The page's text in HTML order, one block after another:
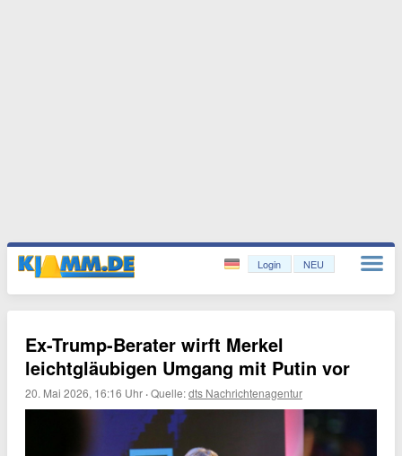
Login NEU
Ex-Trump-Berater wirft Merkel
leichtgläubigen Umgang mit Putin vor
20. Mai 2026, 16:16 Uhr ·Quelle:dts Nachrichtenagentur